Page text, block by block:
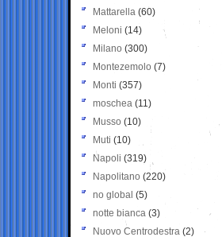
Mattarella (60)
Meloni (14)
Milano (300)
Montezemolo (7)
Monti (357)
moschea (11)
Musso (10)
Muti (10)
Napoli (319)
Napolitano (220)
no global (5)
notte bianca (3)
Nuovo Centrodestra (2)